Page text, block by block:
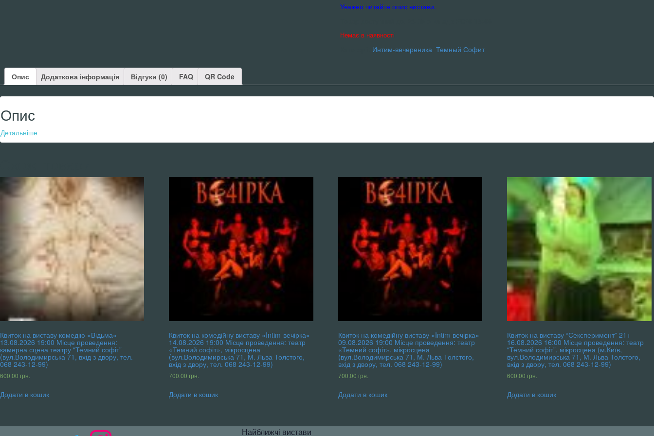
Уважно читайте опис вистави.
Немає в наявності
Интим-вечереника Темный Софит
Опис Додаткова інформація Відгуки (0) FAQ QR Code
Опис
Детальніше
Квиток на виставу комедію «Відьма»
13.08.2026 19:00 Місце проведення:
камерна сцена театру “Темний софіт”
(вул.Володимирська 71, вхід з двору, тел.
068 243-12-99)
600.00 грн.
Додати в кошик
Квиток на комедійну виставу «Intim-вечірка»
14.08.2026 19:00 Місце проведення: театр
«Темний софіт», мікросцена
(вул.Володимирська 71, М. Льва Толстого,
вхід з двору, тел. 068 243-12-99)
700.00 грн.
Додати в кошик
Квиток на комедійну виставу «Intim-вечірка»
09.08.2026 19:00 Місце проведення: театр
«Темний софіт», мікросцена
(вул.Володимирська 71, М. Льва Толстого,
вхід з двору, тел. 068 243-12-99)
700.00 грн.
Додати в кошик
Квиток на виставу “Сексперимент” 21+
16.08.2026 16:00 Місце проведення: театр
“Темний софіт”, мікросцена (м.Київ,
вул.Володимирська 71, М. Льва Толстого,
вхід з двору, тел. 068 243-12-99)
600.00 грн.
Додати в кошик
Найближчі вистави